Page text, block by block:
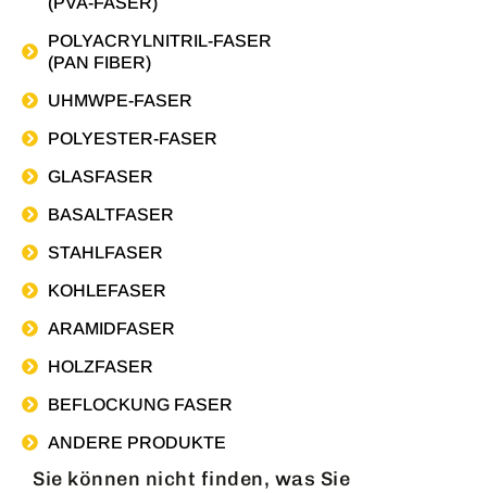
POLYACRYLNITRIL-FASER
(PAN FIBER)
UHMWPE-FASER
POLYESTER-FASER
GLASFASER
BASALTFASER
STAHLFASER
KOHLEFASER
ARAMIDFASER
HOLZFASER
BEFLOCKUNG FASER
ANDERE PRODUKTE
Sie können nicht finden, was Sie